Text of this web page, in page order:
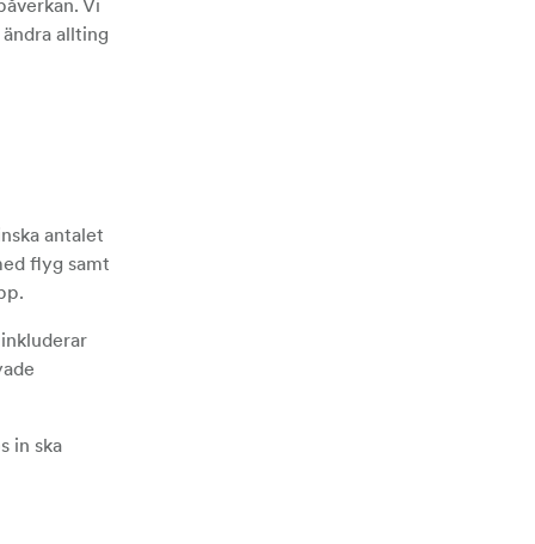
Vi
allting
antalet
flyg samt
in ska